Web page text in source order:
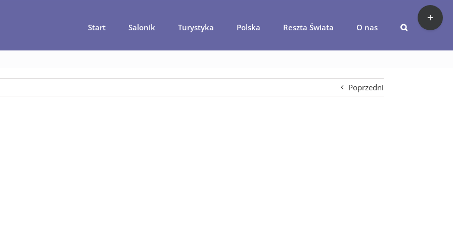
Start Salonik Turystyka Polska Reszta Świata O nas
Współczesne dziennikarstwo – Fakt na granicy plagiatu
Poprzedni
Toggle
Sliding
Bar